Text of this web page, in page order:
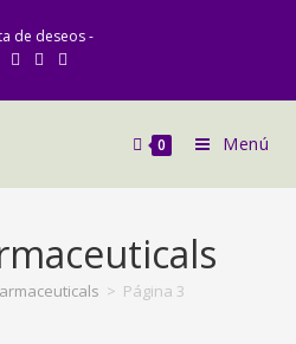
de deseos -
0 Menú
> Página 3